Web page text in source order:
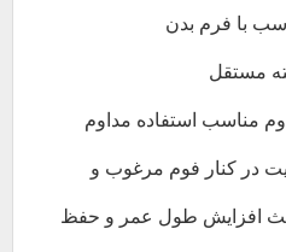
با فرم بدن
مستقل
مناسب استفاده مداوم
در کنار فوم مرغوب و
افزایش طول عمر و حفظ